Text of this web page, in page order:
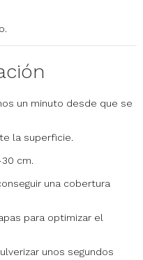
un minuto desde que se
la superficie.
cm.
una cobertura
para optimizar el
unos segundos